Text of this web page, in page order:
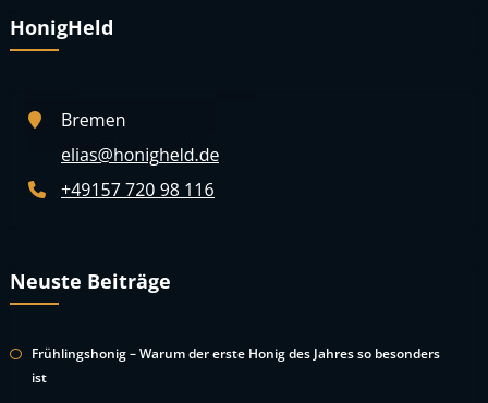
HonigHeld
Neuste Beiträge
Frühlingshonig – Warum der erste Honig des Jahres so besonders
ist